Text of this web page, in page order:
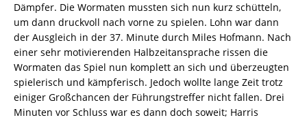
Dämpfer. Die Wormaten mussten sich nun kurz schütteln,
um dann druckvoll nach vorne zu spielen. Lohn war dann
der Ausgleich in der 37. Minute durch Miles Hofmann. Nach
einer sehr motivierenden Halbzeitansprache rissen die
Wormaten das Spiel nun komplett an sich und überzeugten
spielerisch und kämpferisch. Jedoch wollte lange Zeit trotz
einiger Großchancen der Führungstreffer nicht fallen. Drei
Minuten vor Schluss war es dann doch soweit; Harris